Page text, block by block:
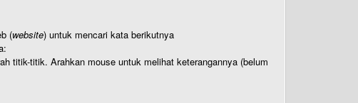
(website) untuk mencari kata berikutnya
titik-titik. Arahkan mouse untuk melihat keterangannya (belum